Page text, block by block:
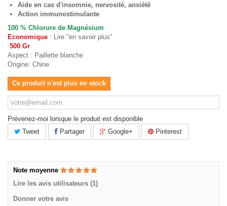
Aide en cas d'insomnie, nervosité, anxiété
Action immunostimulante
100 % Chlorure de Magnésium
Economique : Lire "en savoir plus"
500 Gr
Aspect : Paillette blanche
Origine: Chine
Ce produit n'est plus en stock
Prévenez-moi lorsque le produit est disponible
Tweet
Partager Google+ Pinterest
Note moyenne
Lire les avis utilisateurs (1)
Donner votre avis